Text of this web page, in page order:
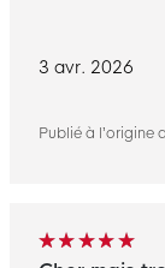
3 avr. 2026
Publié à l’origine